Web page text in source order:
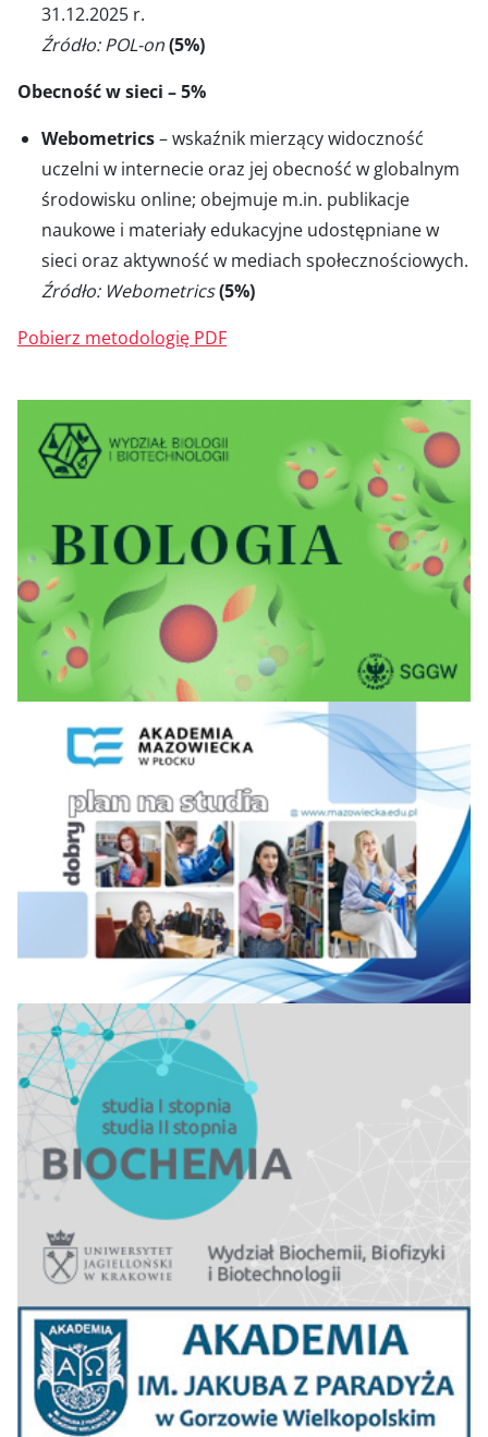
31.12.2025 r.
Źródło: POL-on(5%)
Obecność w sieci – 5%
Webometrics– wskaźnik mierzący widoczność
uczelni w internecie oraz jej obecność w globalnym
środowisku online; obejmuje m.in. publikacje
naukowe i materiały edukacyjne udostępniane w
sieci oraz aktywność w mediach społecznościowych.
Źródło: Webometrics(5%)
Pobierz metodologię PDF